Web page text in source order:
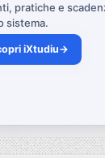
pratiche e
sistema.
iXtudiu→